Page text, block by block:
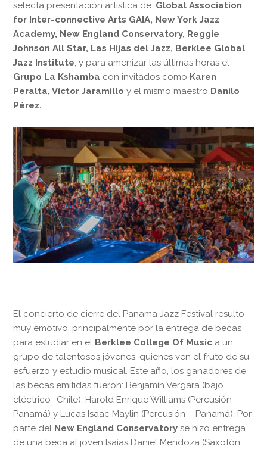
selecta presentación artística de: Global Association
for Inter-connective Arts GAIA, New York Jazz
Academy, New England Conservatory, Reggie
Johnson All Star, Las Hijas del Jazz, Berklee Global
Jazz Institute, y para amenizar las últimas horas el
Grupo La Kshamba con invitados como Karen
Peralta, Víctor Jaramilloy el mismo maestro Danilo
Pérez.
El concierto de cierre del Panama Jazz Festival resulto
muy emotivo, principalmente por la entrega de becas
para estudiar en el Berklee College Of Music a un
grupo de talentosos jóvenes, quienes ven el fruto de su
esfuerzo y estudio musical. Este año, los ganadores de
las becas emitidas fueron: Benjamín Vergara (bajo
eléctrico -Chile), Harold Enrique Williams (Percusión –
Panamá) y Lucas Isaac Maylin (Percusión – Panamá). Por
parte del New England Conservatory se hizo entrega
de una beca al joven Isaías Daniel Mendoza (Saxofón